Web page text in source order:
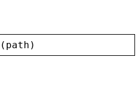
( path )